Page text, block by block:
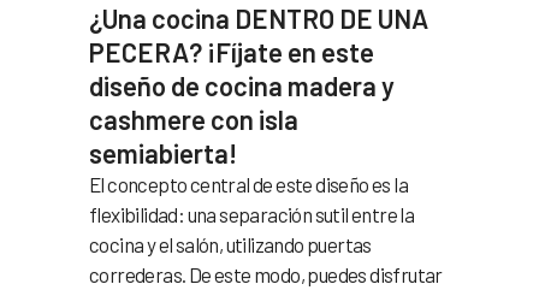
¿Una cocina DENTRO DE UNA
PECERA? ¡Fíjate en este
diseño de cocina madera y
cashmere con isla
semiabierta!
El concepto central de este diseño es la
flexibilidad: una separación sutil entre la
cocina y el salón, utilizando puertas
correderas. De este modo, puedes disfrutar